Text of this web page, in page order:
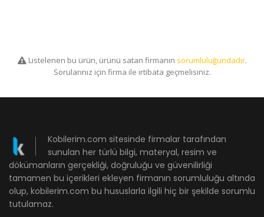
Listelenen bu ürün, ürünü satan firmanın sorumluluğundadır.
Sorularınız için firma ile irtibata geçmelisiniz.
Kobilerim.com sitesinde firmalar tarafından
sunulan her türlü bilgi, materyal, resim ve
dökümanların gerçekliği, doğruluğu ve güvenilirliği
tamamen bu içerikleri ekleyen firmanın sorumluluğu altında
olup, kobilerim.com bu hususlarla ilgili hiç bir şekilde sorumlu
tutulamaz.